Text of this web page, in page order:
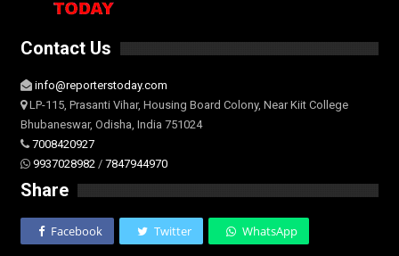
Contact Us
info@reporterstoday.com
LP-115, Prasanti Vihar, Housing Board Colony, Near Kiit College
Bhubaneswar, Odisha, India 751024
7008420927
9937028982 / 7847944970
Share
Facebook Twitter WhatsApp